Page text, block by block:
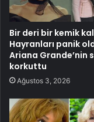
Bir deri bir kemik
Hayranları panik
Ariana Grande’nin
korkuttu
Ağustos 3, 2026